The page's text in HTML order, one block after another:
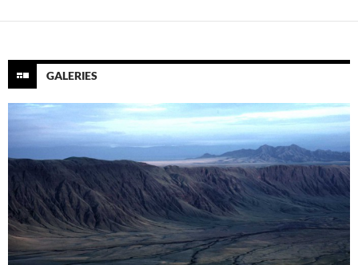
articles
GALERIES